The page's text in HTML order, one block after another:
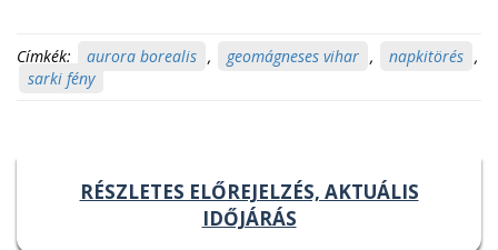
Címkék: aurora borealis , geomágneses vihar , napkitörés ,
sarki fény
RÉSZLETES ELŐREJELZÉS, AKTUÁLIS
IDŐJÁRÁS